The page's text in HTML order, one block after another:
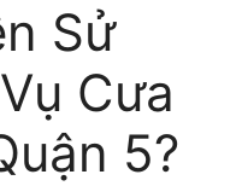
Sử
Cưa
5?